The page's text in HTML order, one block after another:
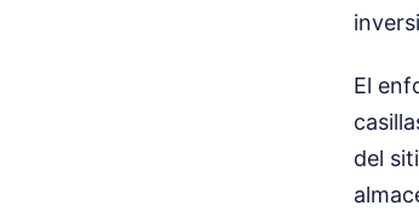
El
del